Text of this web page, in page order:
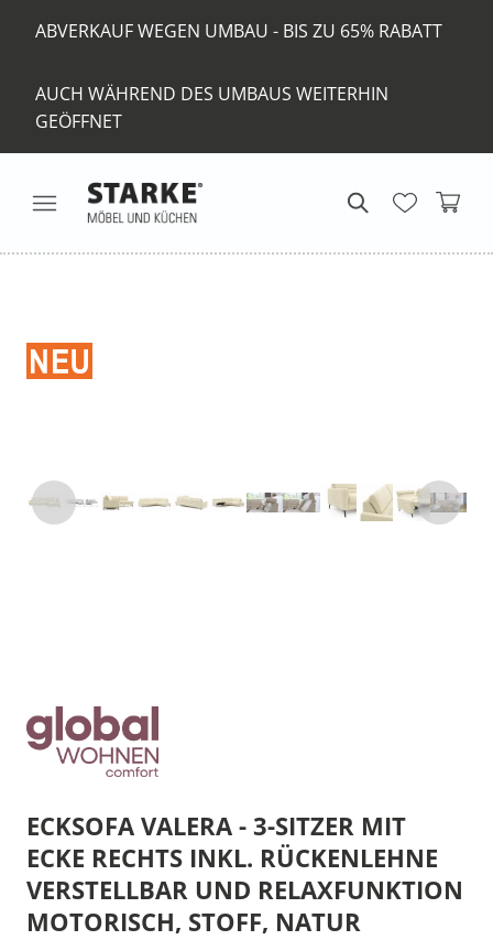
ABVERKAUF WEGEN UMBAU - BIS ZU 65% RABATT
AUCH WÄHREND DES UMBAUS WEITERHIN
GEÖFFNET
ECKSOFA VALERA - 3-SITZER MIT
ECKE RECHTS INKL. RÜCKENLEHNE
VERSTELLBAR UND RELAXFUNKTION
MOTORISCH, STOFF, NATUR